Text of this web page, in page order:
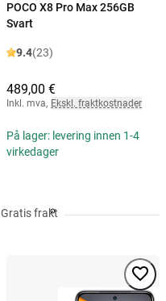
POCO X8 Pro Max 256GB
Svart
9.4(23)
489,00 €
Inkl. mva, Ekskl. fraktkostnader
På lager: levering innen 1-4
virkedager
Gratis frakt